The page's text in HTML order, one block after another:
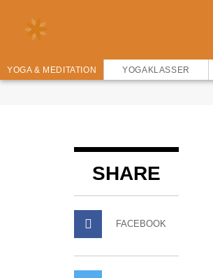
YOGA & MEDITATION YOGAKLASSER
SHARE
FACEBOOK